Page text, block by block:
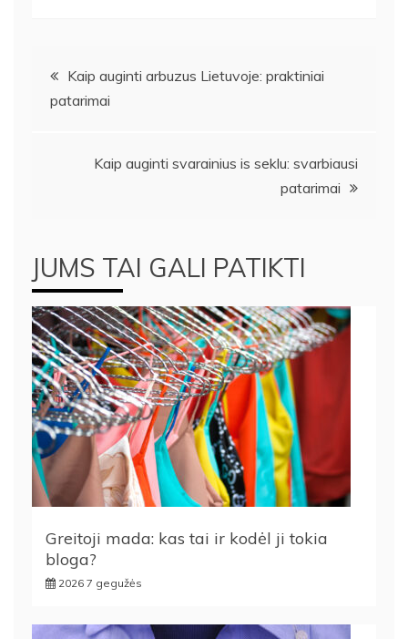
Navigacija
tarp
Kaip auginti arbuzus Lietuvoje: praktiniai
patarimai
Kaip auginti svarainius is seklu: svarbiausi
patarimai
JUMS TAI GALI PATIKTI
Greitoji mada: kas tai ir kodėl ji tokia
bloga?
2026 7 gegužės